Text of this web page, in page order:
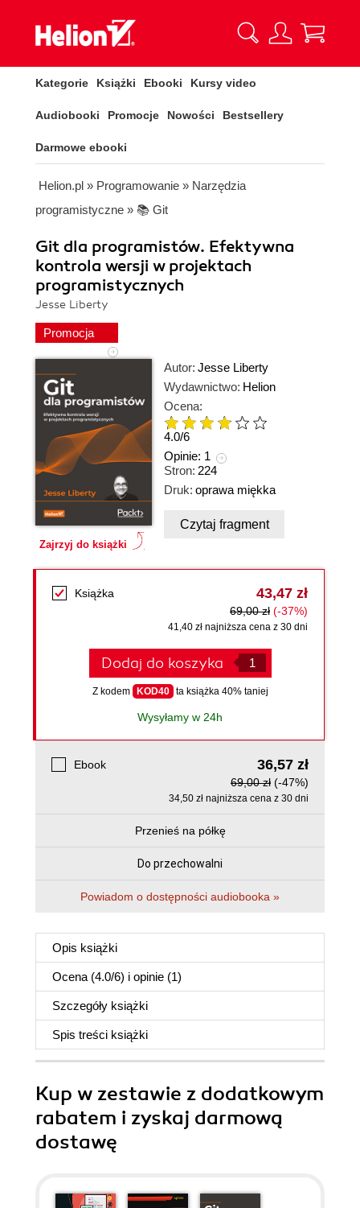
Kategorie Książki Ebooki Kursy video
Audiobooki Promocje Nowości Bestsellery
Darmowe ebooki
Helion.pl » Programowanie » Narzędzia
programistyczne » 📚 Git
Git dla programistów. Efektywna
kontrola wersji w projektach
programistycznych
Jesse Liberty
Promocja
Zajrzyj do książki
Autor: Jesse Liberty
Wydawnictwo: Helion
Ocena:
4.0/6
Opinie: 1
Stron: 224
Druk: oprawa miękka
Czytaj fragment
Książka 43,47 zł
69,00 zł (-37%)
41,40 zł najniższa cena z 30 dni
Dodaj do koszyka
Z kodem KOD40 ta książka 40% taniej
Wysyłamy w 24h
Ebook 36,57 zł
69,00 zł (-47%)
34,50 zł najniższa cena z 30 dni
Przenieś na półkę
Do przechowalni
Powiadom o dostępności audiobooka »
Opis książki
Ocena (4.0/6) i opinie (1)
Szczegóły książki
Spis treści książki
Kup w zestawie z dodatkowym
rabatem i zyskaj darmową
dostawę